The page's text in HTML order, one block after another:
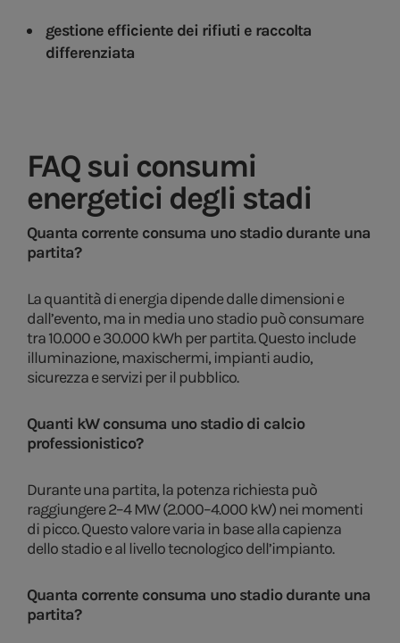
gestione efficiente dei rifiuti e raccolta
differenziata
FAQ sui consumi
energetici degli stadi
Quanta corrente consuma uno stadio durante una
partita?
La quantità di energia dipende dalle dimensioni e
dall’evento, ma in media uno stadio può consumare
tra 10.000 e 30.000 kWh per partita. Questo include
illuminazione, maxischermi, impianti audio,
sicurezza e servizi per il pubblico.
Quanti kW consuma uno stadio di calcio
professionistico?
Durante una partita, la potenza richiesta può
raggiungere 2–4 MW (2.000–4.000 kW) nei momenti
di picco. Questo valore varia in base alla capienza
dello stadio e al livello tecnologico dell’impianto.
Quanta corrente consuma uno stadio durante una
partita?